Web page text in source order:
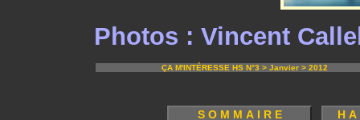
Photos : Vincent
ÇA M'INTÉRESSE HS N°3 > Janvier > 2012